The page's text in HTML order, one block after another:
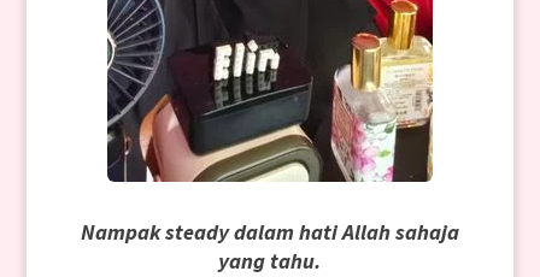
Nampak steady dalam hati Allah sahaja
yang tahu.